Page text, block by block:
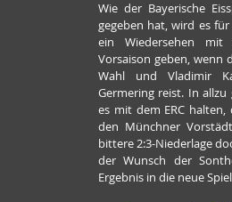
Wie der Bayerische
gegeben hat, wird es
ein Wiedersehen mit
Vorsaison geben, wenn
Wahl und Vladimir
Germering reist. In
es mit dem ERC
den Münchner
bittere 2:3-Niederlage
der Wunsch der
Ergebnis in die neue